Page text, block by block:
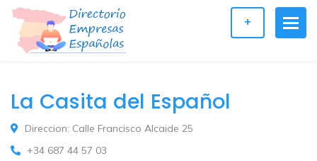
+
La Casita del Español
Direccion: Calle Francisco Alcaide 25
+34 687 44 57 03